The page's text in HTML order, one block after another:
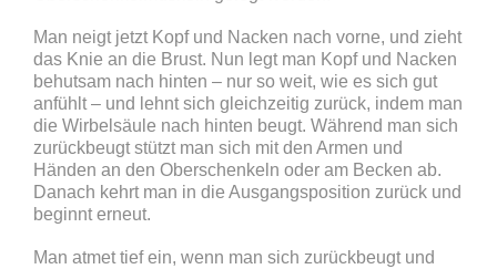
Man neigt jetzt Kopf und Nacken nach vorne, und zieht
das Knie an die Brust. Nun legt man Kopf und Nacken
behutsam nach hinten – nur so weit, wie es sich gut
anfühlt – und lehnt sich gleichzeitig zurück, indem man
die Wirbelsäule nach hinten beugt. Während man sich
zurückbeugt stützt man sich mit den Armen und
Händen an den Oberschenkeln oder am Becken ab.
Danach kehrt man in die Ausgangsposition zurück und
beginnt erneut.
Man atmet tief ein, wenn man sich zurückbeugt und